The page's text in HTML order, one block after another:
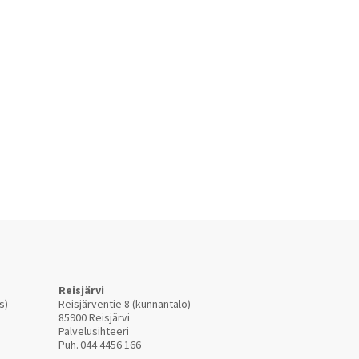
Reisjärvi
Reisjärventie 8 (kunnantalo)
85900 Reisjärvi
Palvelusihteeri
Puh.044 4456 166